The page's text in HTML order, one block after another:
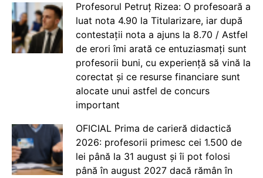
Profesorul Petruț Rizea: O profesoară a
luat nota 4.90 la Titularizare, iar după
contestații nota a ajuns la 8.70 / Astfel
de erori îmi arată ce entuziasmați sunt
profesorii buni, cu experiență să vină la
corectat și ce resurse financiare sunt
alocate unui astfel de concurs
important
OFICIAL Prima de carieră didactică
2026: profesorii primesc cei 1.500 de
lei până la 31 august și îi pot folosi
până în august 2027 dacă rămân în